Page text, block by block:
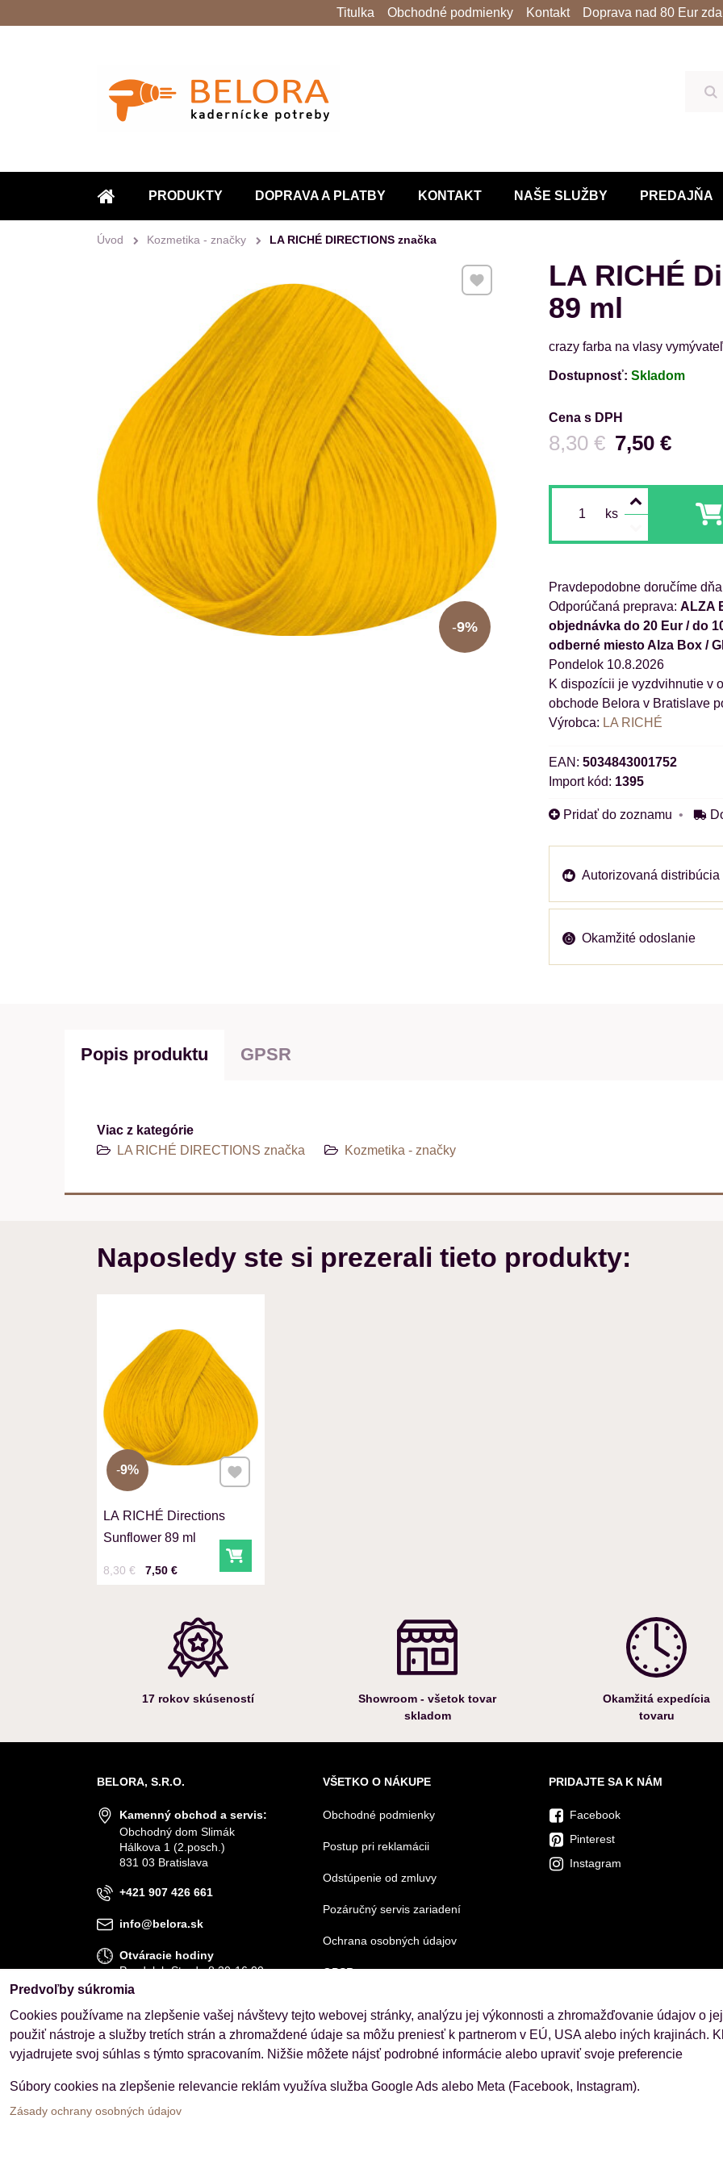
ÚVOD
PRODUKTY DOPRAVA A PLATBY KONTAKT NAŠE SLUŽBY PREDAJŇA
Titulka Obchodné podmienky Kontakt Doprava nad 80 Eur
Úvod Kozmetika - značky LA RICHÉ DIRECTIONS značka
LA RICHÉ
89 ml
crazy farba na vlasy
9%
Pridať k Obľúbeným
Dostupnosť: Skladom
Cena s DPH
7,50 €
Pred zľavou:
8,30 €
ks
Pravdepodobne doručíme
ALZA
objednávka do 20 Eur / do
odberné miesto Alza Box /
Pondelok10.8.2026
obchode Belora v Bratislave
Výrobca: LA RICHÉ
EAN: 5034843001752
Import kód: 1395
Pridať do zoznamu
Autorizovaná distribúcia
Okamžité odoslanie
Popis produktu GPSR
Viac z kategórie
LA RICHÉ DIRECTIONS značka
Kozmetika - značky
Naposledy ste si prezerali tieto produkty:
LA RICHÉ Directions
Sunflower 89 ml
Cena s DPH
7,50 €
Pred zľavou:
8,30 € Do košíka
9% Pridať k Obľúbeným
17 rokov skúseností
Showroom - všetok tovar
skladom
Okamžitá expedícia
tovaru
BELORA, S.R.O.
Kamenný obchod a servis:
Obchodný dom Slimák
Hálkova 1 (2.posch.)
831 03 Bratislava
+421 907 426 661
info@belora.sk
Otváracie hodiny
Pondelok-Streda 8.30-16.00
Štvrtok-Piatok 8.30-15.00
OBJEDNÁVKY
Stav objednávky
VŠETKO O NÁKUPE
Obchodné podmienky
Postup pri reklamácii
Odstúpenie od zmluvy
Pozáručný servis zariadení
Ochrana osobných údajov
GPSR
PRIDAJTE SA K NÁM
Facebook
Pinterest
Instagram
Predvoľby súkromia
Cookies používame na zlepšenie vašej návštevy tejto webovej stránky, analýzu jej výkonnosti a zhromažďovanie údajov o
použiť nástroje a služby tretích strán a zhromaždené údaje sa môžu preniesť k partnerom v EÚ, USA alebo iných krajinách.
vyjadrujete svoj súhlas s týmto spracovaním. Nižšie môžete nájsť podrobné informácie alebo upraviť svoje preferencie
Súbory cookies na zlepšenie relevancie reklám využíva služba Google Ads alebo Meta (Facebook, Instagram).
Zásady ochrany osobných údajov